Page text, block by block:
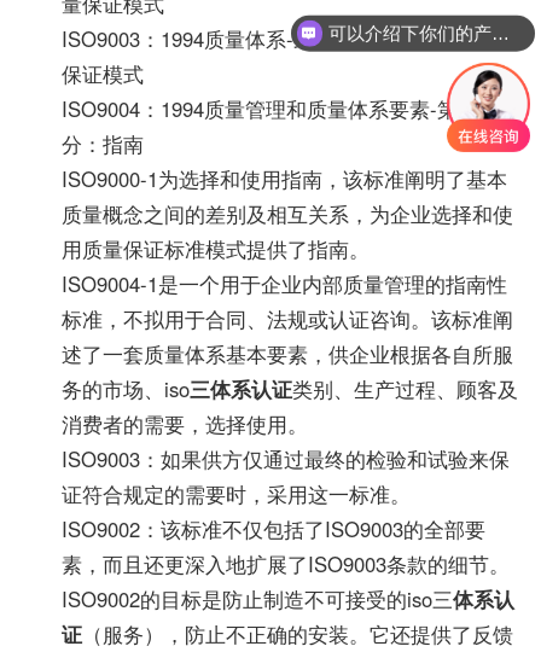
ISO9003：1994质量体系-最终检验和试验的质量
保证模式
ISO9004：1994质量管理和质量体系要素-第1部
分：指南
ISO9000-1为选择和使用指南，该标准阐明了基本
质量概念之间的差别及相互关系，为企业选择和使
用质量保证标准模式提供了指南。
ISO9004-1是一个用于企业内部质量管理的指南性
标准，不拟用于合同、法规或认证咨询。该标准阐
述了一套质量体系基本要素，供企业根据各自所服
务的市场、iso三体系认证类别、生产过程、顾客及
消费者的需要，选择使用。
ISO9003：如果供方仅通过最终的检验和试验来保
证符合规定的需要时，采用这一标准。
ISO9002：该标准不仅包括了ISO9003的全部要
素，而且还更深入地扩展了ISO9003条款的细节。
ISO9002的目标是防止制造不可接受的iso三体系认
证 （服务），防止不正确的安装。它还提供了反馈
可以介绍下你们的产品么？